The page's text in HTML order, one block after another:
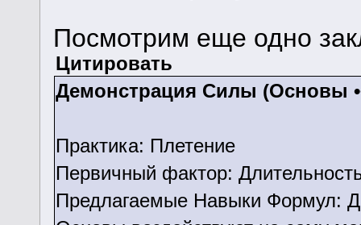
Посмотрим еще одно
Цитировать
Демонстрация Силы (Основы
Практика: Плетение
Первичный фактор:
Предлагаемые Навыки Формул: